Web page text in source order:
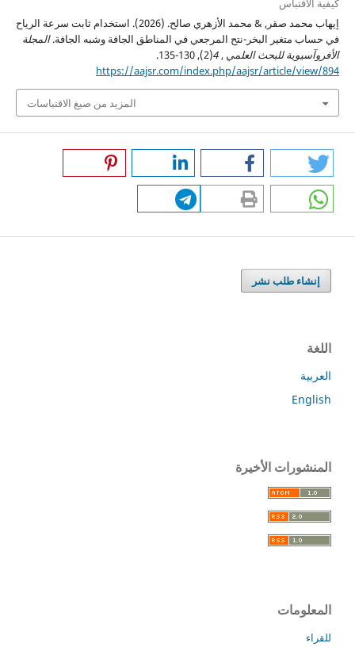
كيفية الاقتباس
إيهاب محمد صقر, & محمد الأزهري صالح. (2026). استخدام ثابت سرعة الرياح
في حساب متغير البخر-نتح المرجعي في المناطق الجافة وشبه الجافة.المجلة
الأفروآسيوية للبحث العلمي ,
4
(2), 130-135.
https://aajsr.com/index.php/aajsr/article/view/894
المزيد من صيغ الاقتباسات
إنشاء طلب نشر
اللغة
العربية
English
المنشورات الأخيرة
المعلومات
للقراء